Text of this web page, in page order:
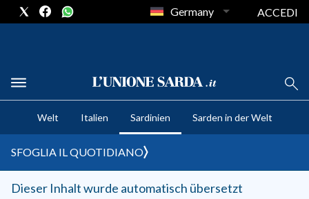
CRONACA SARDEGNA
CAGLIARI
SULCIS IGLESIENTE
MEDIO CAMPIDANO
Germany ACCEDI
Welt Italien Sardinien Sarden in der Welt
SFOGLIA IL QUOTIDIANO
Dieser Inhalt wurde automatisch übersetzt